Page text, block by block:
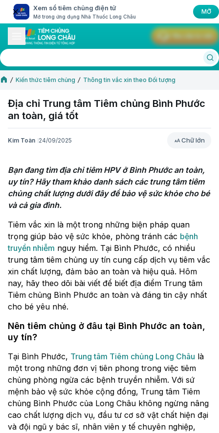
Xem sổ tiêm chủng điện tử
Mở trong ứng dụng Nhà Thuốc Long Châu
MỞ
Kiến thức tiêm chủng Thông tin vắc xin theo Đối tượng
Địa chỉ Trung tâm Tiêm chủng Bình Phước
an toàn, giá tốt
Kim Toàn 24/09/2025 Chữ lớn
Chữ lớn
Bạn đang tìm địa chỉ tiêm HPV ở Bình Phước an toàn,
uy tín? Hãy tham khảo danh sách các trung tâm tiêm
chủng chất lượng dưới đây để bảo vệ sức khỏe cho bé
và cả gia đình.
Tiêm vắc xin là một trong những biện pháp quan
trọng giúp bảo vệ sức khỏe, phòng tránh các bệnh
truyền nhiễm nguy hiểm. Tại Bình Phước, có nhiều
trung tâm tiêm chủng uy tín cung cấp dịch vụ tiêm vắc
xin chất lượng, đảm bảo an toàn và hiệu quả. Hôm
nay, hãy theo dõi bài viết để biết địa điểm Trung tâm
Tiêm chủng Bình Phước an toàn và đáng tin cậy nhất
cho bé yêu nhé.
Nên tiêm chủng ở đâu tại Bình Phước an toàn,
uy tín?
Tại Bình Phước, Trung tâm Tiêm chủng Long Châu là
một trong những đơn vị tiên phong trong việc tiêm
chủng phòng ngừa các bệnh truyền nhiễm. Với sứ
mệnh bảo vệ sức khỏe cộng đồng, Trung tâm Tiêm
chủng Bình Phước của Long Châu không ngừng nâng
cao chất lượng dịch vụ, đầu tư cơ sở vật chất hiện đại
và đội ngũ y bác sĩ, nhân viên y tế chuyên nghiệp,